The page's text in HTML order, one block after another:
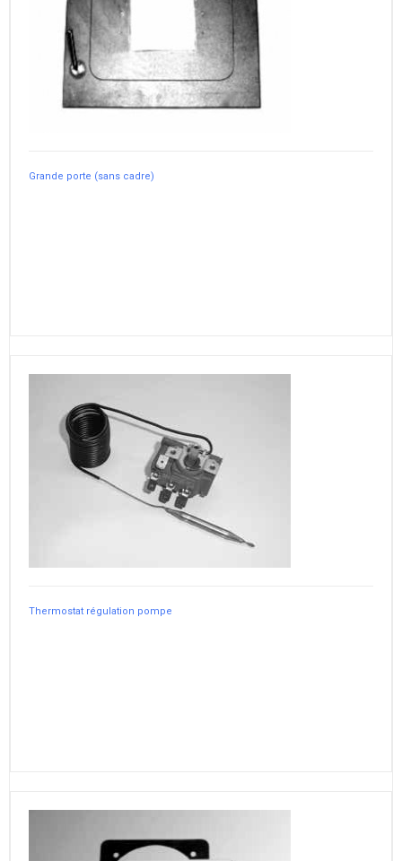
Grande porte (sans cadre)
Thermostat régulation pompe